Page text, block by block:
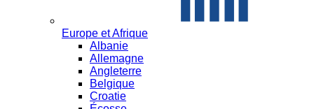
Europe et Afrique
Albanie
Allemagne
Angleterre
Belgique
Croatie